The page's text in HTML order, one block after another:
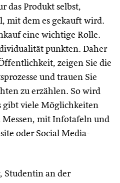
das Produkt selbst,
mit dem es gekauft wird.
eine wichtige Rolle.
punkten. Daher
zeigen Sie die
und trauen Sie
zu erzählen. So wird
gibt viele Möglichkeiten
mit Infotafeln und
oder Social Media-
Studentin an der